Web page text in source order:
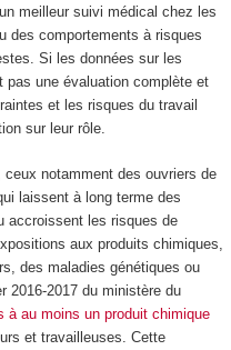
meilleur suivi médical chez les
des comportements à risques
Si les données sur les
pas une évaluation complète et
et les risques du travail
sur leur rôle.
notamment des ouvriers de
laissent à long terme des
accroissent les risques de
aux produits chimiques,
des maladies génétiques ou
2016-2017 du ministère du
au moins un produit chimique
et travailleuses. Cette